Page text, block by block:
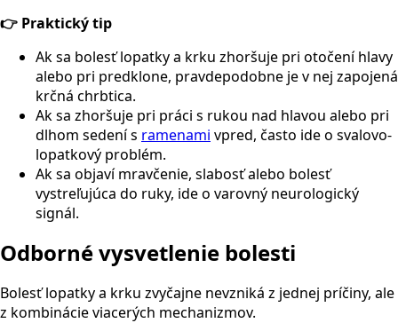
👉 Praktický tip
Ak sa bolesť lopatky a krku zhoršuje pri otočení hlavy
alebo pri predklone, pravdepodobne je v nej zapojená
krčná chrbtica.
Ak sa zhoršuje pri práci s rukou nad hlavou alebo pri
dlhom sedení s ramenami vpred, často ide o svalovo-
lopatkový problém.
Ak sa objaví mravčenie, slabosť alebo bolesť
vystreľujúca do ruky, ide o varovný neurologický
signál.
Odborné vysvetlenie bolesti
Bolesť lopatky a krku zvyčajne nevzniká z jednej príčiny, ale
z kombinácie viacerých mechanizmov.